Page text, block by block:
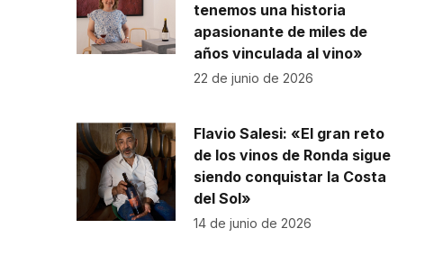
tenemos una historia
apasionante de miles de
años vinculada al vino»
22 de junio de 2026
Flavio Salesi: «El gran reto
de los vinos de Ronda sigue
siendo conquistar la Costa
del Sol»
14 de junio de 2026